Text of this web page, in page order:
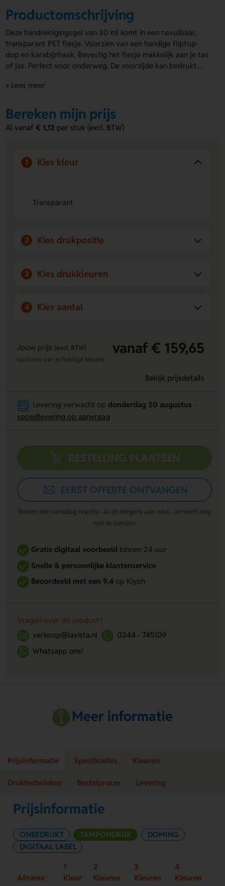
Productomschrijving
Deze handreinigingsgel van 30 ml komt in een navulbaar,
transparant PET flesje. Voorzien van een handige fliptop-
dop en karabijnhaak. Bevestig het flesje makkelijk aan je tas
of jas. Perfect voor onderweg. De voorzijde kan bedrukt
achterzijde staat informatie over de inhoud.
+ Lees meer
Bereken mijn prijs
Al vanaf€ 1,12 per stuk (excl. BTW)
1 Kies kleur
Transparant
2 Kies drukpositie
3 Kies drukkleuren
4 Kies aantal
Jouw prijs (excl. BTW) vanaf € 159,65
op basis van je huidige keuzes
Bekijk prijsdetails
Levering verwacht op donderdag 20 augustus
spoedlevering op aanvraag
BESTELLING PLAATSEN
EERST OFFERTE ONTVANGEN
Binnen één werkdag reactie · Je zit nergens aan vast · Je hoeft nog
niet te betalen
Gratis digitaal voorbeeldbinnen 24 uur
Snelle & persoonlijke klantenservice
Beoordeeld met een 9,4op Kiyoh
Vragen over dit product?
verkoop@lavista.nl
0344 - 745109
Whatsapp ons!
Meer informatie
Prijsinformatie Specificaties Kleuren
Druktechnieken Bestelproces Levering
Prijsinformatie
ONBEDRUKT TAMPONDRUK
DOMING
DIGITAAL LABEL
Afname
1
Kleur
2
Kleuren
3
Kleuren
4
Kleuren